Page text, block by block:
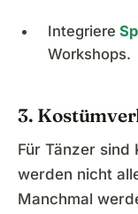
Integriere
Workshops.
3.
Für Tänzer sind
werden nicht
Manchmal